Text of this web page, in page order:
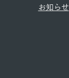
お知らせ